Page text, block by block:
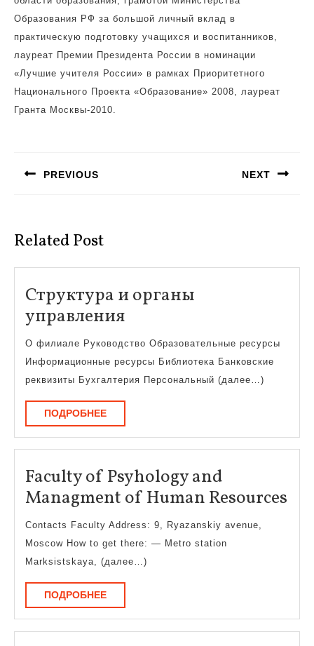
Образования РФ за большой личный вклад в
практическую подготовку учащихся и воспитанников,
лауреат Премии Президента России в номинации
«Лучшие учителя России» в рамках Приоритетного
Национального Проекта «Образование» 2008, лауреат
Гранта Москвы-2010.
записям
PREVIOUS NEXT
Related Post
Структура и органы
управленияСтруктура
и
органы
управления
О филиале Руководство Образовательные ресурсы
Информационные ресурсы Библиотека Банковские
реквизиты Бухгалтерия Персональный (далее…)
ПОДРОБНЕЕПОДРОБНЕЕ
Faculty of Psyhology and
Managment of Human Resources
Contacts Faculty Address: 9, Ryazanskiy avenue,
Moscow How to get there: — Metro station
Marksistskaya, (далее…)
ПОДРОБНЕЕПОДРОБНЕЕ